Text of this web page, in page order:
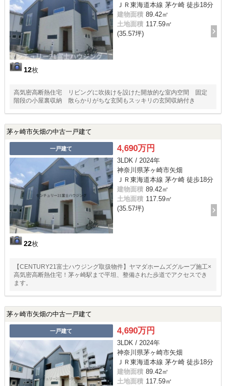
12枚
ＪＲ東海道本線 茅ケ崎 徒歩18分
建物面積 89.42㎡
土地面積 117.59㎡
(35.57坪)
高気密高断熱住宅 リビングに吹抜けを設けた開放的な室内空間 固定
階段の小屋裏収納 散らかりがちな玄関もスッキリの玄関収納付き
茅ヶ崎市矢畑の中古一戸建て
一戸建て
22枚
4,690万円
3LDK / 2024年
神奈川県茅ヶ崎市矢畑
ＪＲ東海道本線 茅ケ崎 徒歩18分
建物面積 89.42㎡
土地面積 117.59㎡
(35.57坪)
【CENTURY21富士ハウジング取扱物件】ヤマダホームズグループ施工×
高気密高断熱住宅！茅ヶ崎駅まで平坦、整備された歩道でアクセスでき
ます。
茅ヶ崎市矢畑の中古一戸建て
一戸建て 4,690万円
3LDK / 2024年
神奈川県茅ヶ崎市矢畑
ＪＲ東海道本線 茅ケ崎 徒歩18分
建物面積 89.42㎡
土地面積 117.59㎡